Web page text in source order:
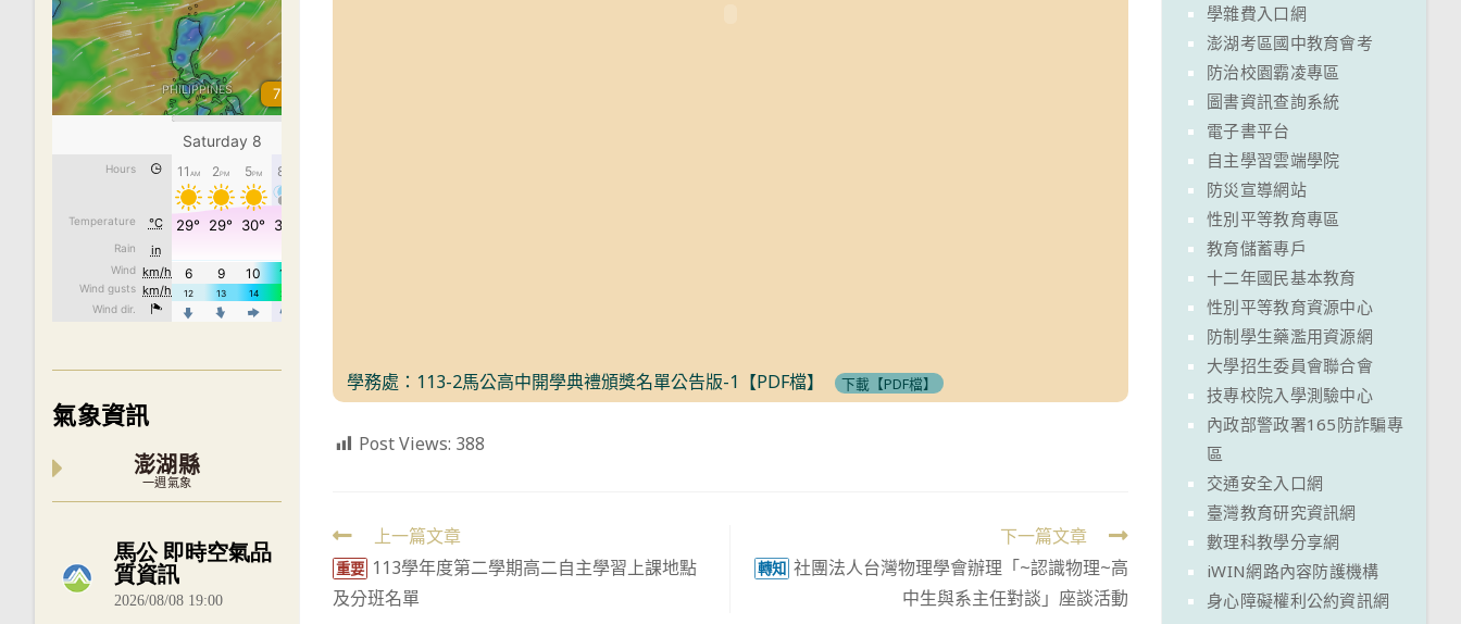
學務處：113-2馬公高中開學典禮頒獎名單公告版-1【PDF檔】 下載【PDF檔】
Post Views: 388
Read
more
articles
上一篇文章
重要 113學年度第二學期高二自主學習上課地點
及分班名單
下一篇文章
轉知 社團法人台灣物理學會辦理「~認識物理~高
中生與系主任對談」座談活動
氣象資訊
澎湖縣
一週氣象
內嵌空氣品質小工具為視覺預覽，完整即時空氣品質資料請開啟
學雜費入口網
澎湖考區國中教育會考
防治校園霸凌專區
圖書資訊查詢系統
電子書平台
自主學習雲端學院
防災宣導網站
性別平等教育專區
教育儲蓄專戶
十二年國民基本教育
性別平等教育資源中心
防制學生藥濫用資源網
大學招生委員會聯合會
技專校院入學測驗中心
內政部警政署165防詐騙專
區
交通安全入口網
臺灣教育研究資訊網
數理科教學分享網
iWIN網路內容防護機構
身心障礙權利公約資訊網